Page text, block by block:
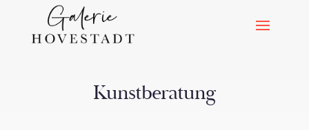
Kunstberatung